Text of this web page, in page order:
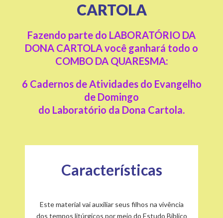
CARTOLA
Fazendo parte do LABORATÓRIO DA
DONA CARTOLA você ganhará todo o
COMBO DA QUARESMA:
6 Cadernos de Atividades do Evangelho
de Domingo
do Laboratório da Dona Cartola.
Características
Este material vai auxiliar seus filhos na vivência
dos tempos litúrgicos por meio do Estudo Bíblico